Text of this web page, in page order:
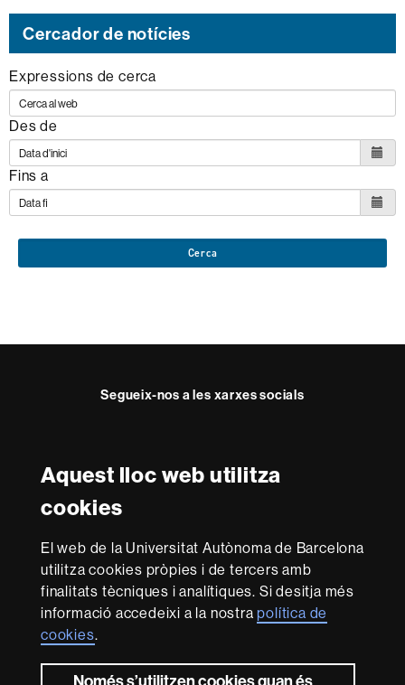
Aquest lloc web utilitza
cookies
El web de la Universitat Autònoma de Barcelona
utilitza cookies pròpies i de tercers amb
finalitats tècniques i analítiques. Si desitja més
informació accedeixi a la nostrapolítica de
cookies.
Cercador de notícies
Expressions de cerca
Des de
Fins a
Cerca
Segueix-nos a les xarxes socials
Reconeixement internacional de l'excel·lència
in
Research
-
Euraxess
Amb el finançament de
Sobre